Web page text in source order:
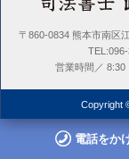
〒860-0834 熊本市南区
営業時間／ 8:30
Copyright
電話をか